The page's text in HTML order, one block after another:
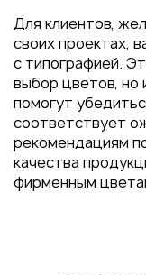
Для клиентов,
своих проектах,
с типографией.
выбор цветов, но
помогут
соответствует
рекомендациям
качества
фирменным